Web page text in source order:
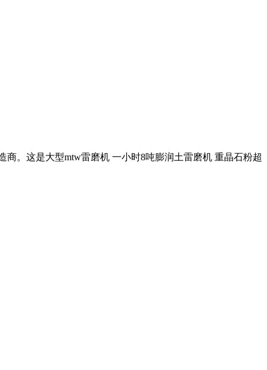
。这是大型mtw雷磨机 一小时8吨膨润土雷磨机 重晶石粉超